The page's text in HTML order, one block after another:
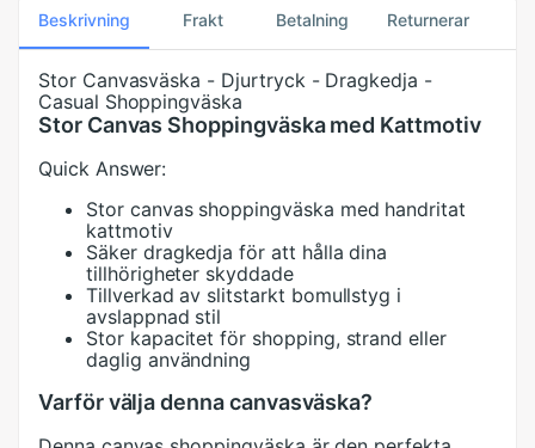
Beskrivning Frakt Betalning Returnerar
Stor Canvasväska - Djurtryck - Dragkedja -
Casual Shoppingväska
Stor Canvas Shoppingväska med Kattmotiv
Quick Answer:
Stor canvas shoppingväska med handritat
kattmotiv
Säker dragkedja för att hålla dina
tillhörigheter skyddade
Tillverkad av slitstarkt bomullstyg i
avslappnad stil
Stor kapacitet för shopping, strand eller
daglig användning
Varför välja denna canvasväska?